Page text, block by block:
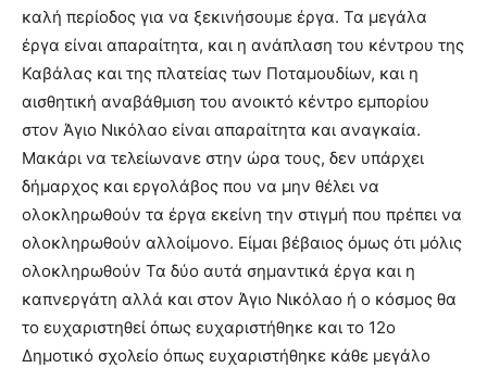
καλή περίοδος για να ξεκινήσουμε έργα. Τα μεγάλα
έργα είναι απαραίτητα, και η ανάπλαση του κέντρου της
Καβάλας και της πλατείας των Ποταμουδίων, και η
αισθητική αναβάθμιση του ανοικτό κέντρο εμπορίου
στον Άγιο Νικόλαο είναι απαραίτητα και αναγκαία.
Μακάρι να τελείωνανε στην ώρα τους, δεν υπάρχει
δήμαρχος και εργολάβος που να μην θέλει να
ολοκληρωθούν τα έργα εκείνη την στιγμή που πρέπει να
ολοκληρωθούν αλλοίμονο. Είμαι βέβαιος όμως ότι μόλις
ολοκληρωθούν Τα δύο αυτά σημαντικά έργα και η
καπνεργάτη αλλά και στον Άγιο Νικόλαο ή ο κόσμος θα
το ευχαριστηθεί όπως ευχαριστήθηκε και το 12ο
Δημοτικό σχολείο όπως ευχαριστήθηκε κάθε μεγάλο